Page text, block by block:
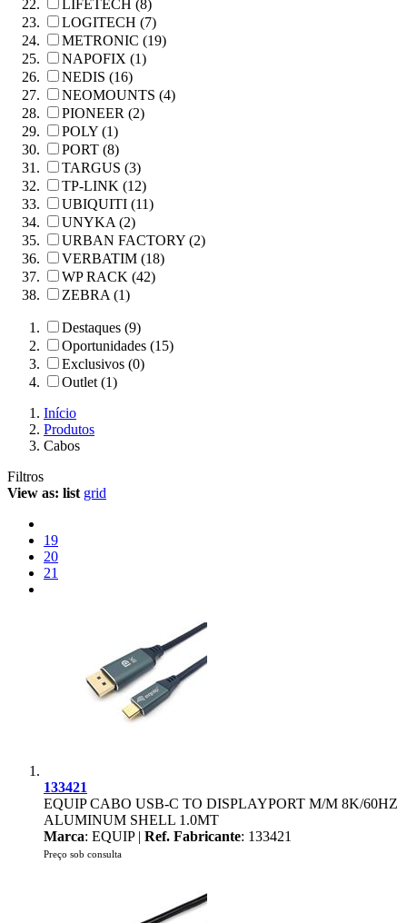
LIFETECH (8)
LOGITECH (7)
METRONIC (19)
NAPOFIX (1)
NEDIS (16)
NEOMOUNTS (4)
PIONEER (2)
POLY (1)
PORT (8)
TARGUS (3)
TP-LINK (12)
UBIQUITI (11)
UNYKA (2)
URBAN FACTORY (2)
VERBATIM (18)
WP RACK (42)
ZEBRA (1)
Destaques (9)
Oportunidades (15)
Exclusivos (0)
Outlet (1)
Início
Produtos
Cabos
Filtros
View as: list grid
19
20
21
133421
EQUIP CABO USB-C TO DISPLAYPORT M/M 8K/60HZ
ALUMINUM SHELL 1.0MT
Marca: EQUIP | Ref. Fabricante: 133421
Preço sob consulta